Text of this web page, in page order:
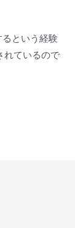
という経験
れているので